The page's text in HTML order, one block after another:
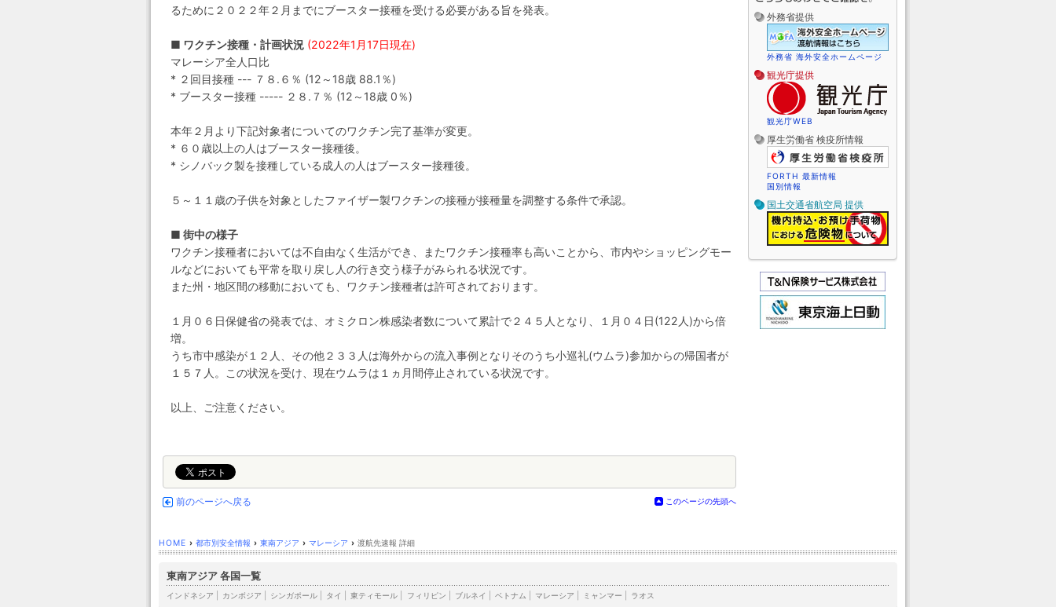
るために２０２２年２月までにブースター接種を受ける必要がある旨を発表。
■ ワクチン接種・計画状況 (2022年1月17日現在)
マレーシア全人口比
* ２回目接種 --- ７８.６％ (12～18歳 88.1％)
* ブースター接種 ----- ２８.７％ (12～18歳 0％)
本年２月より下記対象者についてのワクチン完了基準が変更。
* ６０歳以上の人はブースター接種後。
* シノバック製を接種している成人の人はブースター接種後。
５～１１歳の子供を対象としたファイザー製ワクチンの接種が接種量を調整する条件で承認。
■ 街中の様子
ワクチン接種者においては不自由なく生活ができ、またワクチン接種率も高いことから、市内やショッピングモー
ルなどにおいても平常を取り戻し人の行き交う様子がみられる状況です。
また州・地区間の移動においても、ワクチン接種者は許可されております。
１月０６日保健省の発表では、オミクロン株感染者数について累計で２４５人となり、１月０４日(122人)から倍
増。
うち市中感染が１２人、その他２３３人は海外からの流入事例となりそのうち小巡礼(ウムラ)参加からの帰国者が
１５７人。この状況を受け、現在ウムラは１ヵ月間停止されている状況です。
以上、ご注意ください。
前のページへ戻る このページの先頭へ
外務省提供
外務省 海外安全ホームページ
観光庁提供
観光庁WEB
厚生労働省 検疫所情報
FORTH 最新情報
国別情報
国土交通省航空局 提供
HOME › 都市別安全情報 › 東南アジア › マレーシア › 渡航先速報 詳細
東南アジア 各国一覧
インドネシア カンボジア シンガポール タイ 東ティモール フィリピン ブルネイ ベトナム マレーシア ミャンマー ラオス